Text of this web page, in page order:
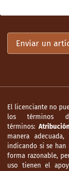
Enviar un
El licenciante no
los términos
términos: Atribución
manera
indicando si se han
forma razonable,
uso tienen el